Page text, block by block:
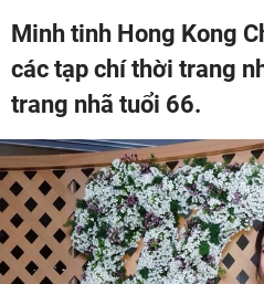
Minh tinh Hong Kong
các tạp chí thời trang
trang nhã tuổi 66.